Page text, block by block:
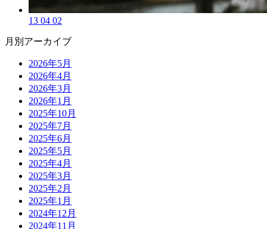
13 04 02
月別アーカイブ
2026年5月
2026年4月
2026年3月
2026年1月
2025年10月
2025年7月
2025年6月
2025年5月
2025年4月
2025年3月
2025年2月
2025年1月
2024年12月
2024年11月